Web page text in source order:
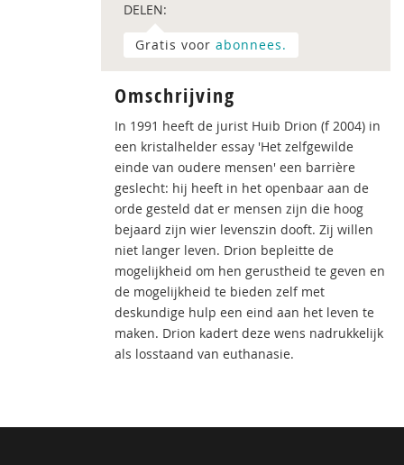
DELEN:
Gratis voor abonnees.
Omschrijving
In 1991 heeft de jurist Huib Drion (f 2004) in
een kristalhelder essay 'Het zelfgewilde
einde van oudere mensen' een barrière
geslecht: hij heeft in het openbaar aan de
orde gesteld dat er mensen zijn die hoog
bejaard zijn wier levenszin dooft. Zij willen
niet langer leven. Drion bepleitte de
mogelijkheid om hen gerustheid te geven en
de mogelijkheid te bieden zelf met
deskundige hulp een eind aan het leven te
maken. Drion kadert deze wens nadrukkelijk
als losstaand van euthanasie.